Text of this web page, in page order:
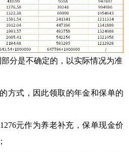
分是不确定的，以实际情况为准
方式，因此领取的年金和保单的
元作为养老补充，保单现金价